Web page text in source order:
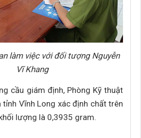
làm việc với đối tượng Nguyễn
Vĩ Khang
cầu giám định, Phòng Kỹ thuật
tỉnh Vĩnh Long xác định chất trên
lượng là 0,3935 gram.